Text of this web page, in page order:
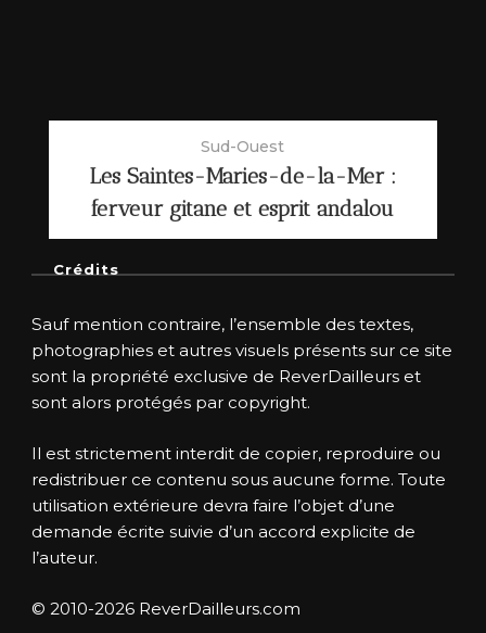
Sud-Ouest
Les Saintes-Maries-de-la-Mer :
ferveur gitane et esprit andalou
Crédits
Sauf mention contraire, l’ensemble des textes,
photographies et autres visuels présents sur ce site
sont la propriété exclusive de ReverDailleurs et
sont alors protégés par copyright.
Il est strictement interdit de copier, reproduire ou
redistribuer ce contenu sous aucune forme. Toute
utilisation extérieure devra faire l’objet d’une
demande écrite suivie d’un accord explicite de
l’auteur.
© 2010-2026 ReverDailleurs.com